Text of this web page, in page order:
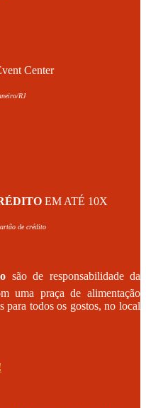
Center
RJ
EM ATÉ 10X
de crédito
são de responsabilidade da
uma praça de alimentação
para todos os gostos, no local